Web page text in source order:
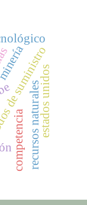
competenciarecursos naturalesestados unidos